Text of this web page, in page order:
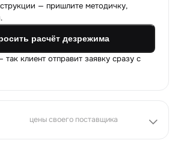
— пришлите методичку,
расчёт дезрежима
клиент отправит заявку сразу с
цены своего поставщика